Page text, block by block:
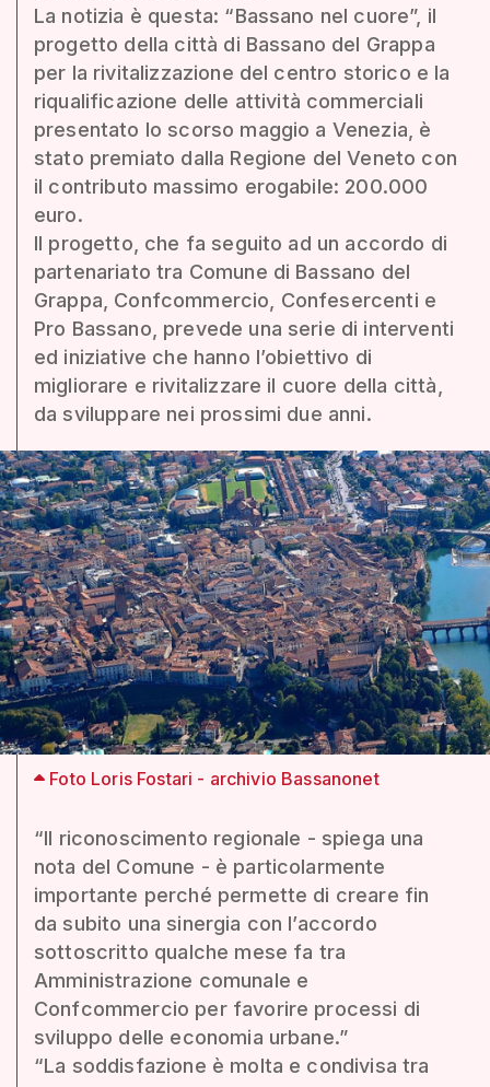
La notizia è questa: “Bassano nel cuore”, il
progetto della città di Bassano del Grappa
per la rivitalizzazione del centro storico e la
riqualificazione delle attività commerciali
presentato lo scorso maggio a Venezia, è
stato premiato dalla Regione del Veneto con
il contributo massimo erogabile: 200.000
euro.
Il progetto, che fa seguito ad un accordo di
partenariato tra Comune di Bassano del
Grappa, Confcommercio, Confesercenti e
Pro Bassano, prevede una serie di interventi
ed iniziative che hanno l’obiettivo di
migliorare e rivitalizzare il cuore della città,
da sviluppare nei prossimi due anni.
Foto Loris Fostari - archivio Bassanonet
“Il riconoscimento regionale - spiega una
nota del Comune - è particolarmente
importante perché permette di creare fin
da subito una sinergia con l’accordo
sottoscritto qualche mese fa tra
Amministrazione comunale e
Confcommercio per favorire processi di
sviluppo delle economia urbane.”
“La soddisfazione è molta e condivisa tra